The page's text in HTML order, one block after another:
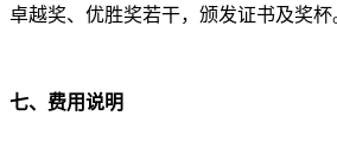
卓越奖、优胜奖若干，颁发证书及奖杯
七、费用说明